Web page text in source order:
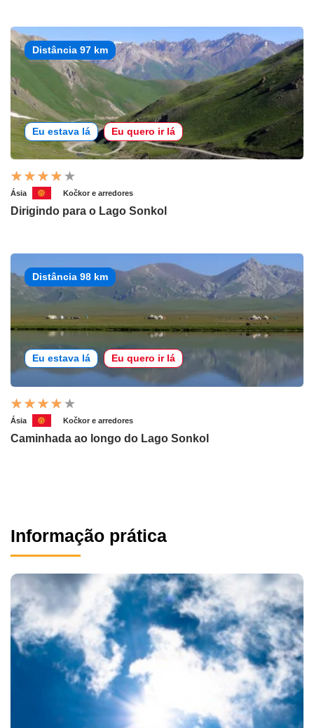
Distância 97 km
Eu estava lá Eu quero ir lá
Ásia Kočkor e arredores
Dirigindo para o Lago Sonkol
Distância 98 km
Eu estava lá Eu quero ir lá
Ásia Kočkor e arredores
Caminhada ao longo do Lago Sonkol
Informação prática